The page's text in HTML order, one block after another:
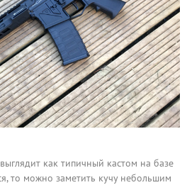
как типичный кастом на базе
то можно заметить кучу небольшим